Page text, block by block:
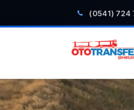
(0541) 724